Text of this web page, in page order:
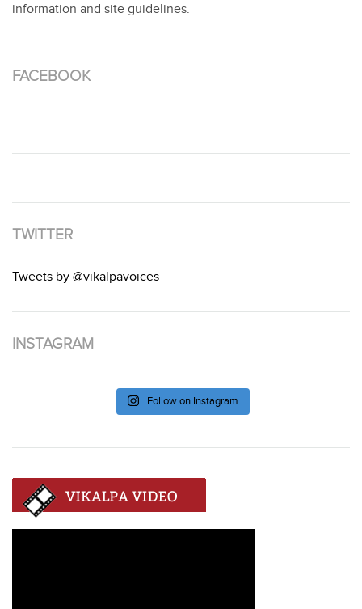
information and site guidelines.
FACEBOOK
TWITTER
Tweets by @vikalpavoices
INSTAGRAM
Follow on Instagram